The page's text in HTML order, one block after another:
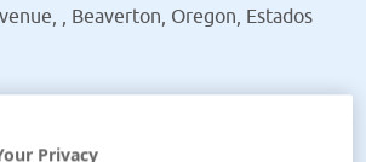
, Beaverton, Oregon, Estados
Privacy